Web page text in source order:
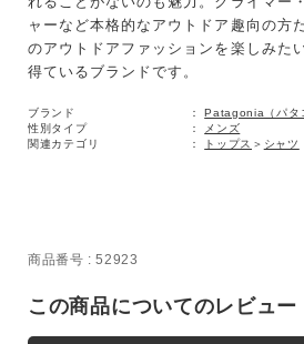
ャーなど本格的なアウトドア趣向の方
のアウトドアファッションを楽しみた
得ているブランドです。
ブランド
Patagonia（パタ
性別タイプ
メンズ
関連カテゴリ
トップス ＞ シャツ
商品番号 52923
この商品についてのレビュー